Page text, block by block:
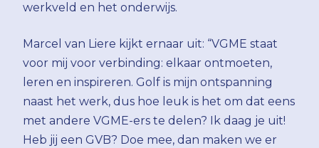
werkveld en het onderwijs.
Marcel van Liere kijkt ernaar uit: “VGME staat
voor mij voor verbinding: elkaar ontmoeten,
leren en inspireren. Golf is mijn ontspanning
naast het werk, dus hoe leuk is het om dat eens
met andere VGME-ers te delen? Ik daag je uit!
Heb jij een GVB? Doe mee, dan maken we er